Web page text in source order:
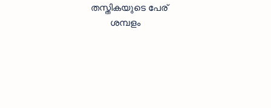
തസ്തികയുടെ പേര്
ശമ്പളം